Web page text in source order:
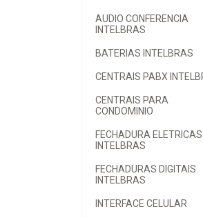
AUDIO CONFERENCIA
INTELBRAS
BATERIAS INTELBRAS
CENTRAIS PABX
CENTRAIS PARA
CONDOMINIO
FECHADURA ELETRICAS
INTELBRAS
FECHADURAS DIGITAIS
INTELBRAS
INTERFACE CELULAR